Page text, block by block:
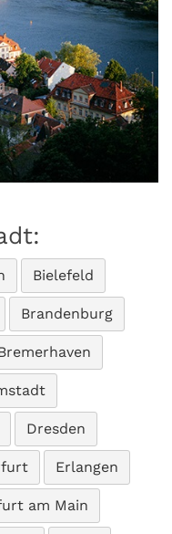
Bielefeld
Brandenburg
Dresden
Erlangen
am Main